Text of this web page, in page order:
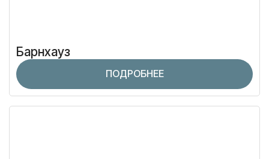
Барнхауз
ПОДРОБНЕЕ